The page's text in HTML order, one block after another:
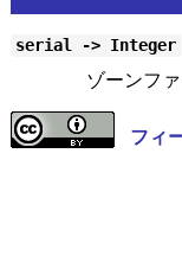
serial -> Integer
ゾーンフ
フィ